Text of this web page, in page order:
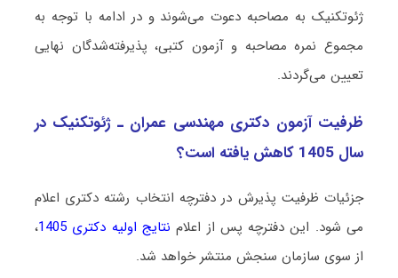
ژئوتکنیک به مصاحبه دعوت می‌شوند و در ادامه با توجه به
مجموع نمره مصاحبه و آزمون کتبی، پذیرفته‌شدگان نهایی
تعیین می‌گردند.
ظرفیت آزمون دکتری ﻣﻬﻨﺪسی ﻋﻤﺮان ـ ژئوتکنیک در
سال 1405 کاهش یافته است؟
جزئیات ظرفیت پذیرش در دفترچه انتخاب رشته دکتری اعلام
می شود. این دفترچه پس از اعلام نتایج اولیه دکتری 1405
،
از سوی سازمان سنجش منتشر خواهد شد.